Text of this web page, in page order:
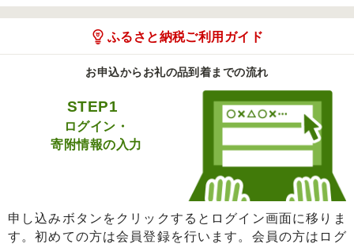
ふるさと納税ご利用ガイド
お申込からお礼の品到着までの流れ
STEP1
ログイン・
寄附情報の入力
申し込みボタンをクリックするとログイン画面に移りま
す。初めての方は会員登録を行います。会員の方はログ